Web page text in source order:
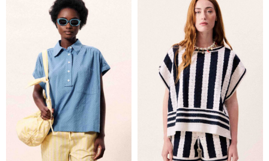
weist
mehrere
Varianten
auf.
Die
Optionen
können
auf
der
Produktseite
gewählt
mehrere
Varianten
auf.
Die
Optionen
können
auf
der
Produktseite
gewählt